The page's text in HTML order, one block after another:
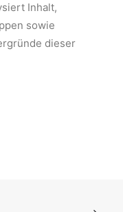
Inhalt,
sowie
dieser